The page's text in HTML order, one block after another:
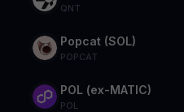
QNT
Popcat (SOL)
POPCAT
POL (ex-MATIC)
POL